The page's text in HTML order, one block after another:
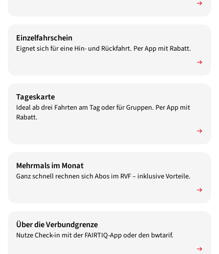
Einzelfahrschein
Eignet sich für eine Hin- und Rückfahrt. Per App mit Rabatt.
Tageskarte
Ideal ab drei Fahrten am Tag oder für Gruppen. Per App mit
Rabatt.
Mehrmals im Monat
Ganz schnell rechnen sich Abos im RVF – inklusive Vorteile.
Über die Verbundgrenze
Nutze Check-in mit der FAIRTIQ-App oder den bwtarif.